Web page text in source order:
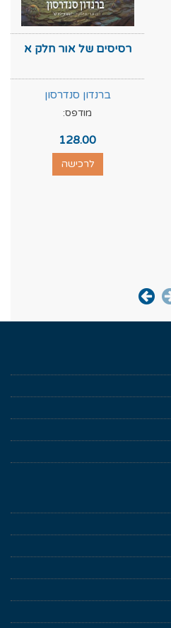
רסיסים של אור חלק א
ברנדון סנדרסון
מודפס:
128.00
לרכישה